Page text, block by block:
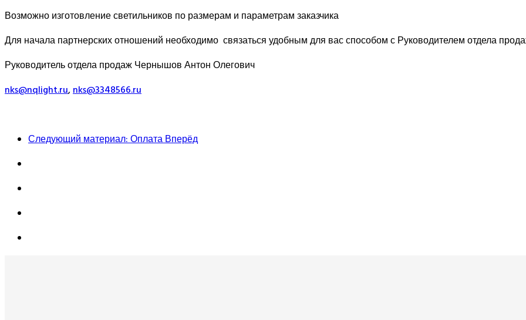
Возможно изготовление светильников по размерам и параметрам заказчика
Для начала партнерских отношений необходимо связаться удобным для вас способом с Руководителем отдела
Руководитель отдела продаж Чернышов Антон Олегович
nks@nqlight.ru,nks@3348566.ru
Следующий материал: ОплатаВперёд